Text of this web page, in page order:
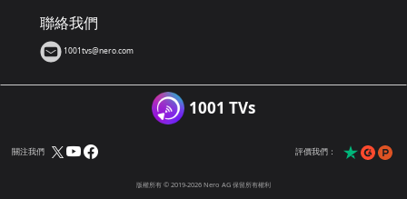
聯絡我們
1001tvs@nero.com
1001 TVs
關注我們 評價我們：
版權所有 © 2019-2026 Nero AG 保留所有權利